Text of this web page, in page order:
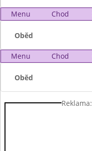
Menu Chod
Oběd
Menu Chod
Oběd
Reklama: